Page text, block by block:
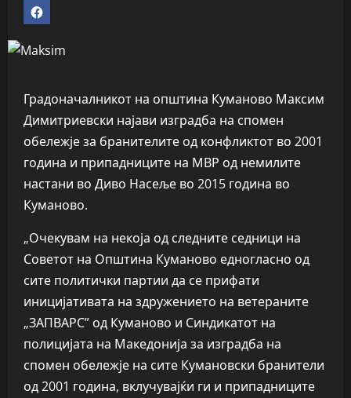
Градоначалникот на општина Куманово Максим
Димитриевски најави изградба на спомен
обележје за бранителите од конфликтот во 2001
година и припадниците на МВР од немилите
настани во Диво Насеље во 2015 година во
Куманово.
„Очекувам на некоја од следните седници на
Советот на Општина Куманово едногласно од
сите политички партии да се прифати
иницијативата на здружението на ветераните
„ЗАПВАРС” од Куманово и Синдикатот на
полицијата на Македонија за изградба на
спомен обележје на сите Кумановски бранители
од 2001 година, вклучувајќи ги и припадниците